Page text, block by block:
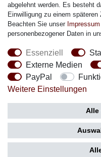
Social Media
Zahlung
abgelehnt werden. Es besteht
Einwilligung zu einem späteren
Beachten Sie unser Impressum
personenbezogener Daten in
Essenziell
Externe Medien
PayPal
Weitere Einstellungen
Alle